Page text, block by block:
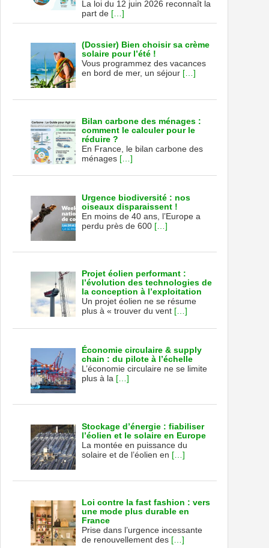
La loi du 12 juin 2026 reconnaît la
part de […]
(Dossier) Bien choisir sa crème
solaire pour l’été !
Vous programmez des vacances
en bord de mer, un séjour […]
Bilan carbone des ménages :
comment le calculer pour le
réduire ?
En France, le bilan carbone des
ménages […]
Urgence biodiversité : nos
oiseaux disparaissent !
En moins de 40 ans, l’Europe a
perdu près de 600 […]
Projet éolien performant :
l’évolution des technologies de
la conception à l’exploitation
Un projet éolien ne se résume
plus à « trouver du vent […]
Économie circulaire & supply
chain : du pilote à l’échelle
L’économie circulaire ne se limite
plus à la […]
Stockage d’énergie : fiabiliser
l’éolien et le solaire en Europe
La montée en puissance du
solaire et de l’éolien en […]
Loi contre la fast fashion : vers
une mode plus durable en
France
Prise dans l’urgence incessante
de renouvellement des […]